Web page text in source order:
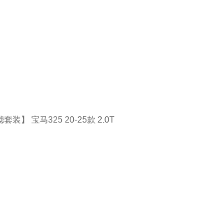
套装】 宝马325 20-25款 2.0T